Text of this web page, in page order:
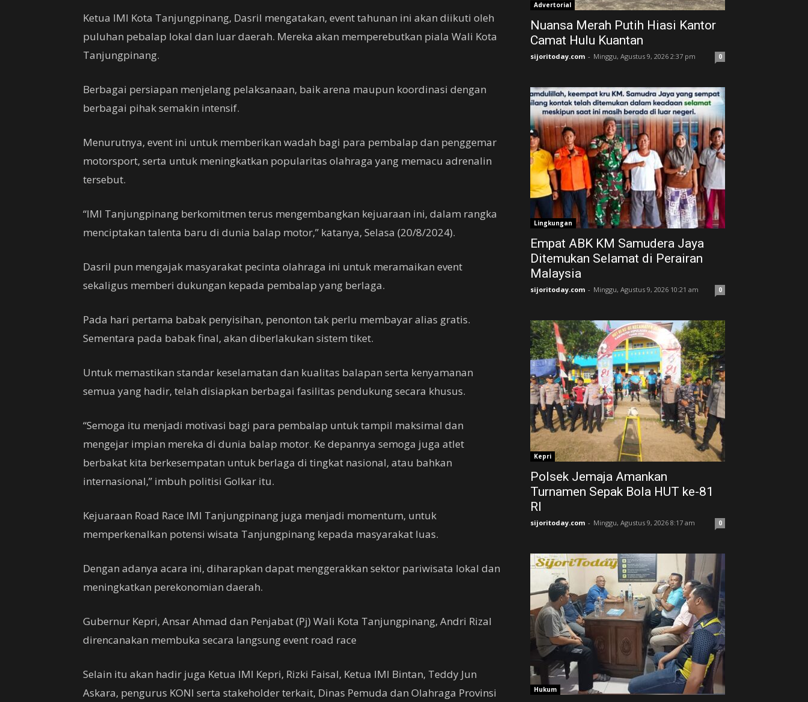
Ketua IMI Kota Tanjungpinang, Dasril mengatakan, event tahunan ini akan diikuti oleh
puluhan pebalap lokal dan luar daerah. Mereka akan memperebutkan piala Wali Kota
Tanjungpinang.
Berbagai persiapan menjelang pelaksanaan, baik arena maupun koordinasi dengan
berbagai pihak semakin intensif.
Menurutnya, event ini untuk memberikan wadah bagi para pembalap dan penggemar
motorsport, serta untuk meningkatkan popularitas olahraga yang memacu adrenalin
tersebut.
“IMI Tanjungpinang berkomitmen terus mengembangkan kejuaraan ini, dalam rangka
menciptakan talenta baru di dunia balap motor,” katanya, Selasa (20/8/2024).
Dasril pun mengajak masyarakat pecinta olahraga ini untuk meramaikan event
sekaligus memberi dukungan kepada pembalap yang berlaga.
Pada hari pertama babak penyisihan, penonton tak perlu membayar alias gratis.
Sementara pada babak final, akan diberlakukan sistem tiket.
Untuk memastikan standar keselamatan dan kualitas balapan serta kenyamanan
semua yang hadir, telah disiapkan berbagai fasilitas pendukung secara khusus.
“Semoga itu menjadi motivasi bagi para pembalap untuk tampil maksimal dan
mengejar impian mereka di dunia balap motor. Ke depannya semoga juga atlet
berbakat kita berkesempatan untuk berlaga di tingkat nasional, atau bahkan
internasional,” imbuh politisi Golkar itu.
Kejuaraan Road Race IMI Tanjungpinang juga menjadi momentum, untuk
memperkenalkan potensi wisata Tanjungpinang kepada masyarakat luas.
Dengan adanya acara ini, diharapkan dapat menggerakkan sektor pariwisata lokal dan
meningkatkan perekonomian daerah.
Gubernur Kepri, Ansar Ahmad dan Penjabat (Pj) Wali Kota Tanjungpinang, Andri Rizal
direncanakan membuka secara langsung event road race
Selain itu akan hadir juga Ketua IMI Kepri, Rizki Faisal, Ketua IMI Bintan, Teddy Jun
Askara, pengurus KONI serta stakeholder terkait, Dinas Pemuda dan Olahraga Provinsi
Advertorial
Nuansa Merah Putih Hiasi Kantor
Camat Hulu Kuantan
sijoritoday.com - Minggu, Agustus 9, 2026 2:37 pm 0
Lingkungan
Empat ABK KM Samudera Jaya
Ditemukan Selamat di Perairan
Malaysia
sijoritoday.com - Minggu, Agustus 9, 2026 10:21 am 0
Kepri
Polsek Jemaja Amankan
Turnamen Sepak Bola HUT ke-81
RI ‎
sijoritoday.com - Minggu, Agustus 9, 2026 8:17 am 0
Hukum